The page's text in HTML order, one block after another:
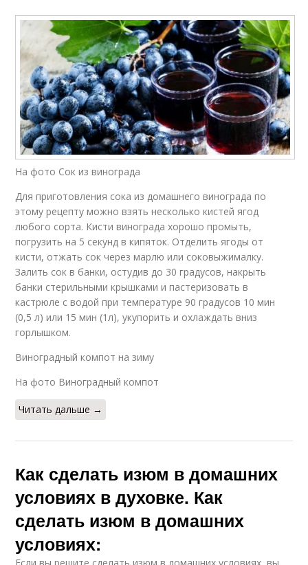
Пирог с кислым
виноградом
Сок из кислого
винограда
Джемы из кислого
винограда
Джемы из винограда
Виноград без
косточки
Виноград к сушке
На фото Сок из винограда
Для приготовления сока из домашнего винограда по
этому рецепту можно взять несколько кистей ягод
любого сорта. Кисти винограда хорошо промыть,
погрузить на 5 секунд в кипяток. Отделить ягоды от
кисти, отжать сок через марлю или соковыжималку.
Залить сок в банки, остудив до 30 градусов, накрыть
банки стерильными крышками и пастеризовать в
кастрюле с водой при температуре 90 градусов 10 мин
(0,5 л) или 15 мин (1л), укупорить и охлаждать вниз
горлышком.
Виноградный компот на зиму
На фото Виноградный компот
Читать дальше →
Как сделать изюм в домашних
условиях в духовке. Как
сделать изюм в домашних
условиях: